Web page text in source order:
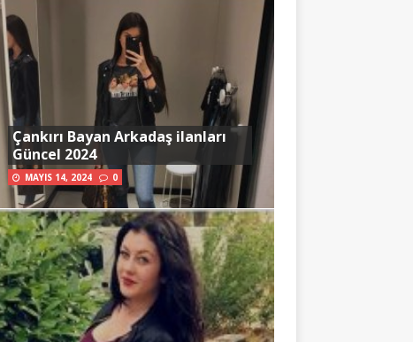
Çankırı Bayan Arkadaş ilanları
Güncel 2024
MAYIS 14, 2024 0